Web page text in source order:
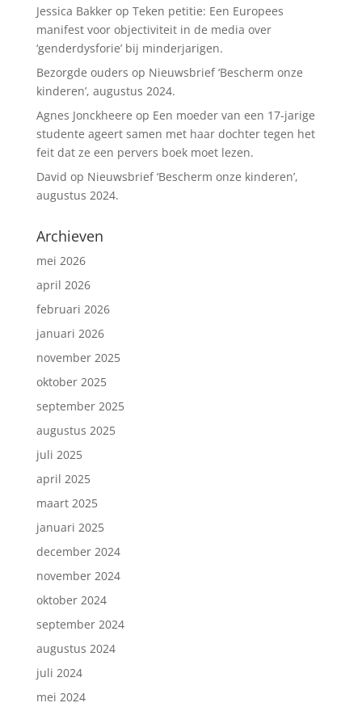
Jessica Bakkerop Teken petitie: Een Europees
manifest voor objectiviteit in de media over
‘genderdysforie’ bij minderjarigen.
Bezorgde ouders op Nieuwsbrief ‘Bescherm onze
kinderen’, augustus 2024.
Agnes Jonckheere op Een moeder van een 17-jarige
studente ageert samen met haar dochter tegen het
feit dat ze een pervers boek moet lezen.
David op Nieuwsbrief ‘Bescherm onze kinderen’,
augustus 2024.
Archieven
mei 2026
april 2026
februari 2026
januari 2026
november 2025
oktober 2025
september 2025
augustus 2025
juli 2025
april 2025
maart 2025
januari 2025
december 2024
november 2024
oktober 2024
september 2024
augustus 2024
juli 2024
mei 2024